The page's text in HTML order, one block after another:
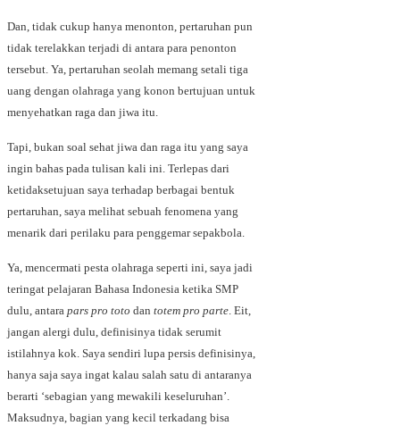
Dan, tidak cukup hanya menonton, pertaruhan pun
tidak terelakkan terjadi di antara para penonton
tersebut. Ya, pertaruhan seolah memang setali tiga
uang dengan olahraga yang konon bertujuan untuk
menyehatkan raga dan jiwa itu.
Tapi, bukan soal sehat jiwa dan raga itu yang saya
ingin bahas pada tulisan kali ini. Terlepas dari
ketidaksetujuan saya terhadap berbagai bentuk
pertaruhan, saya melihat sebuah fenomena yang
menarik dari perilaku para penggemar sepakbola.
Ya, mencermati pesta olahraga seperti ini, saya jadi
teringat pelajaran Bahasa Indonesia ketika SMP
dulu, antara pars pro toto dan totem pro parte. Eit,
jangan alergi dulu, definisinya tidak serumit
istilahnya kok. Saya sendiri lupa persis definisinya,
hanya saja saya ingat kalau salah satu di antaranya
berarti ‘sebagian yang mewakili keseluruhan’.
Maksudnya, bagian yang kecil terkadang bisa